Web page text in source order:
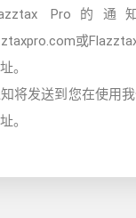
Pro的通
或
。
将发送到您在使用
。